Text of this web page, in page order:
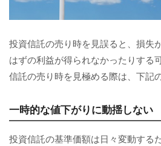
投資信託の売り時を見誤ると、損失
はずの利益が得られなかったりする
信託の売り時を見極める際は、下記
一時的な値下がりに動揺しない
投資信託の基準価額は日々変動するた